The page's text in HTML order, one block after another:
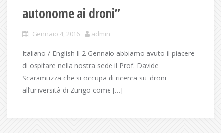
autonome ai droni”
Gennaio 4, 2016 admin
Italiano / English Il 2 Gennaio abbiamo avuto il piacere
di ospitare nella nostra sede il Prof. Davide
Scaramuzza che si occupa di ricerca sui droni
all’università di Zurigo come […]